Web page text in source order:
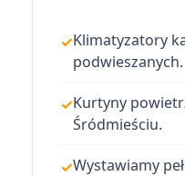
Klimatyzatory
podwieszanych.
Kurtyny
Śródmieściu.
Wystawiamy